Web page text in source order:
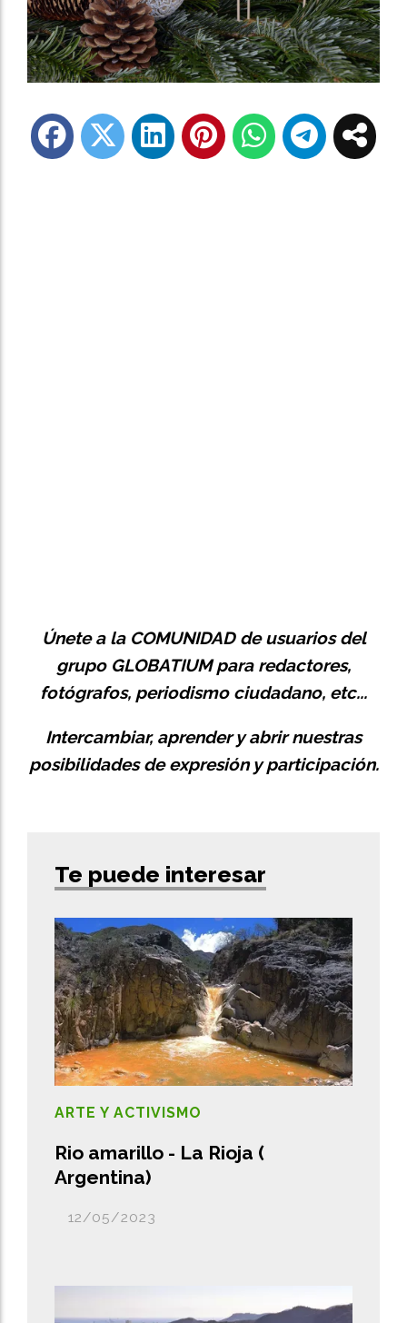
Únete a la COMUNIDADde usuarios del
grupo GLOBATIUM para redactores,
fotógrafos, periodismo ciudadano, etc...
Intercambiar, aprender y abrir nuestras
posibilidades de expresión y participación.
Te puede interesar
Rio amarillo - La Rioja (
Argentina)
ARTE Y ACTIVISMO
12/05/2023